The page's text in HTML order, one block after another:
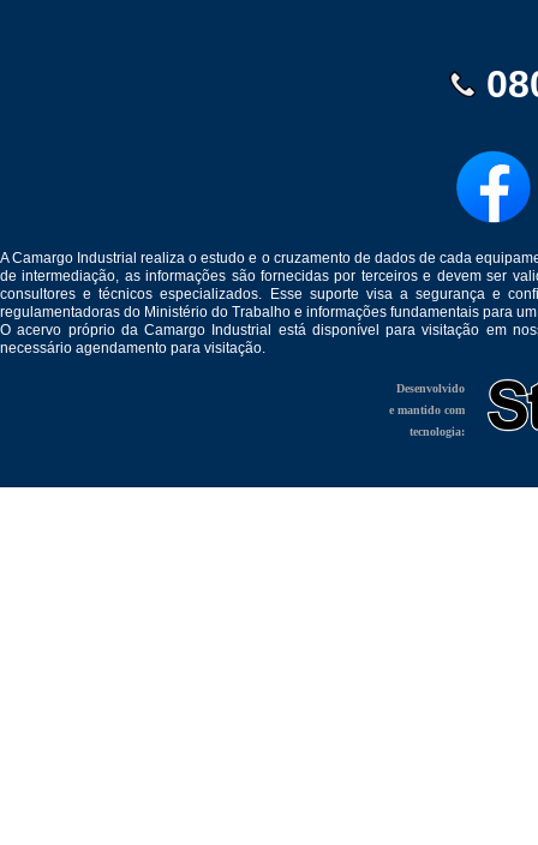
A Camargo Industrial realiza o estudo e o cruzamento de dados de cada
de intermediação, as informações são fornecidas por terceiros e devem ser
consultores e técnicos especializados. Esse suporte visa a segurança e
regulamentadoras do Ministério do Trabalho e informações fundamentais para
O acervo próprio da Camargo Industrial está disponível para visitação em
necessário agendamento para visitação.
Desenvolvido
e mantido com
tecnologia: